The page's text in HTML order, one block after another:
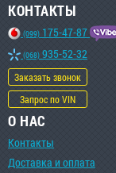
КОНТАКТЫ
(099) 175-47-87
(068) 935-52-32
Заказать звонок
Запрос по VIN
О НАС
Контакты
Доставка и оплата